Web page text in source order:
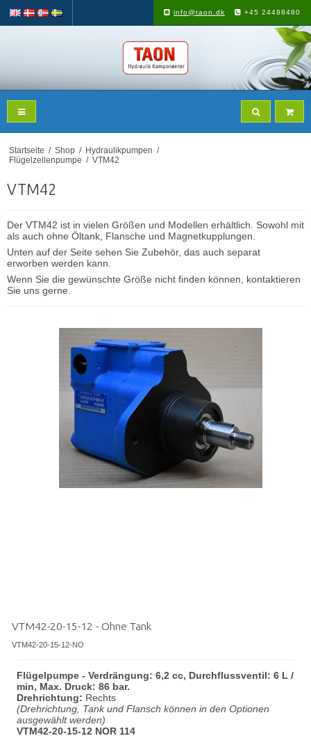
info@taon.dk +45 24488480
Startseite / Shop / Hydraulikpumpen /
Flügelzellenpumpe / VTM42
VTM42
Der VTM42 ist in vielen Größen und Modellen erhältlich. Sowohl mit
als auch ohne Öltank, Flansche und Magnetkupplungen.
Unten auf der Seite sehen Sie Zubehör, das auch separat
erworben werden kann.
Wenn Sie die gewünschte Größe nicht finden können, kontaktieren
Sie uns gerne.
VTM42-20-15-12 - Ohne Tank
VTM42-20-15-12-NO
Flügelpumpe - Verdrängung: 6,2 cc, Durchflussventil: 6 L /
min, Max. Druck: 86 bar.
Drehrichtung: Rechts
(Drehrichtung, Tank und Flansch können in den Optionen
ausgewählt werden)
VTM42-20-15-12 NOR 114